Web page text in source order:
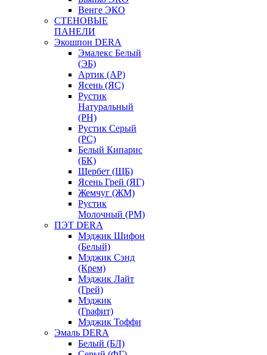
Венге ЭКО
СТЕНОВЫЕ
ПАНЕЛИ
Экошпон DERA
Эмалекс Белый
(ЭБ)
Артик (АР)
Ясень (ЯС)
Рустик
Натуральный
(РН)
Рустик Серый
(РС)
Белый Кипарис
(БК)
Щербет (ЩБ)
Ясень Грей (ЯГ)
Жемчуг (ЖМ)
Рустик
Молочный (РМ)
ПЭТ DERA
Мэджик Шифон
(Белый)
Мэджик Сэнд
(Крем)
Мэджик Лайт
(Грей)
Мэджик
(Графит)
Мэджик Тоффи
Эмаль DERA
Белый (БЛ)